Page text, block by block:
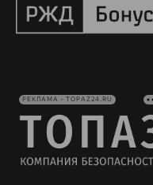
РЕКЛАМА • TOPAZ24.RU